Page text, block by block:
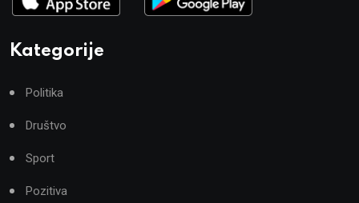
Kategorije
Politika
Društvo
Sport
Pozitiva